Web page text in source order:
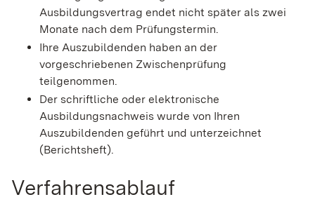
Ausbildungsvertrag endet nicht später als zwei
Monate nach dem Prüfungstermin.
Ihre Auszubildenden haben an der
vorgeschriebenen Zwischenprüfung
teilgenommen.
Der schriftliche oder elektronische
Ausbildungsnachweis wurde von Ihren
Auszubildenden geführt und unterzeichnet
(Berichtsheft).
Verfahrensablauf